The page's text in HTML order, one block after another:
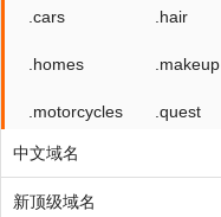
.cars .hair
.homes .makeup
.motorcycles .quest
.skin
.yachts
中文域名
新顶级域名